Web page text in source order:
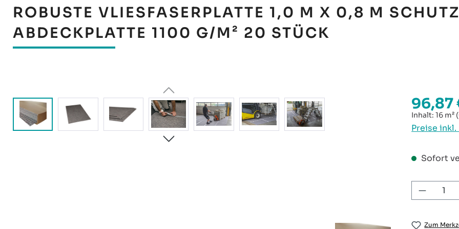
ROBUSTE VLIESFASERPLATTE 1,0 M X 0,8 M
ABDECKPLATTE 1100 G/M² 20 STÜCK
Bildergalerie überspringen Regulärer
96,87
Inhalt:16 m²
Preise
Sofort
Zum